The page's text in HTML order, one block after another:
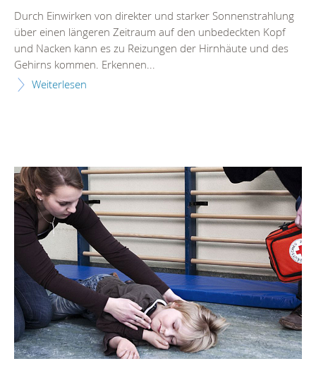
Durch Einwirken von direkter und starker Sonnenstrahlung
über einen längeren Zeitraum auf den unbedeckten Kopf
und Nacken kann es zu Reizungen der Hirnhäute und des
Gehirns kommen. Erkennen...
Weiterlesen